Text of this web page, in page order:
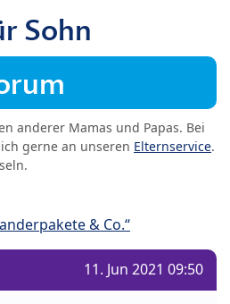
Sohn
anderer Mamas und Papas. Bei
gerne an unseren Elternservice.
& Co.“
11. Jun 2021 09:50